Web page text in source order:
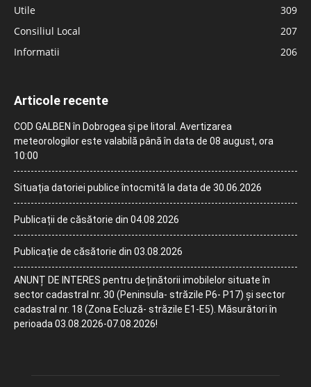
Utile
309
Consiliul Local
207
Informatii
206
Articole recente
COD GALBEN în Dobrogea și pe litoral. Avertizarea
meteorologilor este valabilă până în data de 08 august, ora
10:00
Situația datoriei publice întocmită la data de 30.06.2026
Publicații de căsătorie din 04.08.2026
Publicație de căsătorie din 03.08.2026
ANUNȚ DE INTERES pentru deținătorii imobilelor situate în
sector cadastral nr. 30 (Peninsula- străzile P6- P17) și sector
cadastral nr. 18 (Zona Ecluză- străzile E1-E5). Măsurători în
perioada 03.08.2026-07.08.2026!